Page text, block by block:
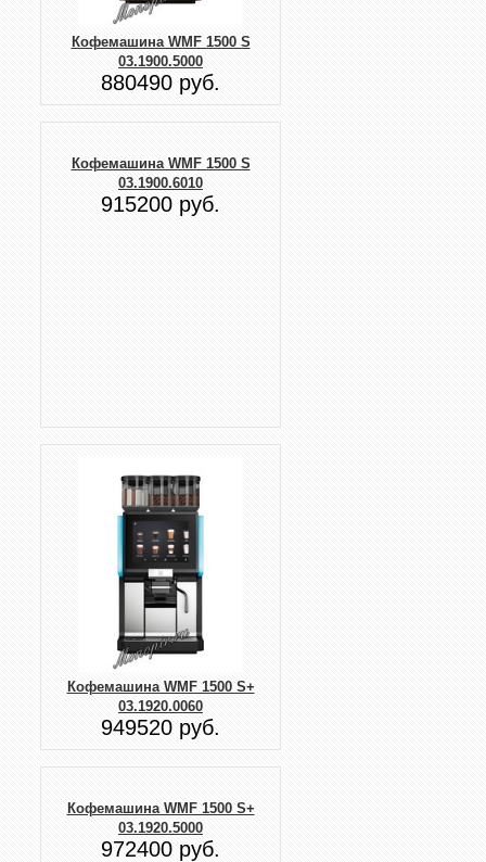
Кофемашина WMF 1500 S
03.1900.5000
880490 руб.
Кофемашина WMF 1500 S
03.1900.6010
915200 руб.
Кофемашина WMF 1500 S+
03.1920.0060
949520 руб.
Кофемашина WMF 1500 S+
03.1920.5000
972400 руб.